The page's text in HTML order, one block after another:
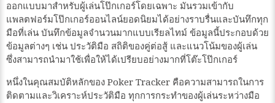
ออกแบบมาสำหรับผู้เล่นโป๊กเกอร์โดยเฉพาะ มันรวมเข้ากับ
แพลตฟอร์มโป๊กเกอร์ออนไลน์ยอดนิยมได้อย่างราบรื่นและบันทึกทุก
มือที่เล่น บันทึกข้อมูลจำนวนมากแบบเรียลไทม์ ข้อมูลนี้ประกอบด้วย
ข้อมูลต่างๆ เช่น ประวัติมือ สถิติของคู่ต่อสู้ และแนวโน้มของผู้เล่น
ซึ่งสามารถนำมาใช้เพื่อให้ได้เปรียบอย่างมากที่โต๊ะโป๊กเกอร์
หนึ่งในคุณสมบัติหลักของ Poker Tracker คือความสามารถในการ
ติดตามและวิเคราะห์ประวัติมือ ทุกการกระทำของผู้เล่นระหว่างมือ